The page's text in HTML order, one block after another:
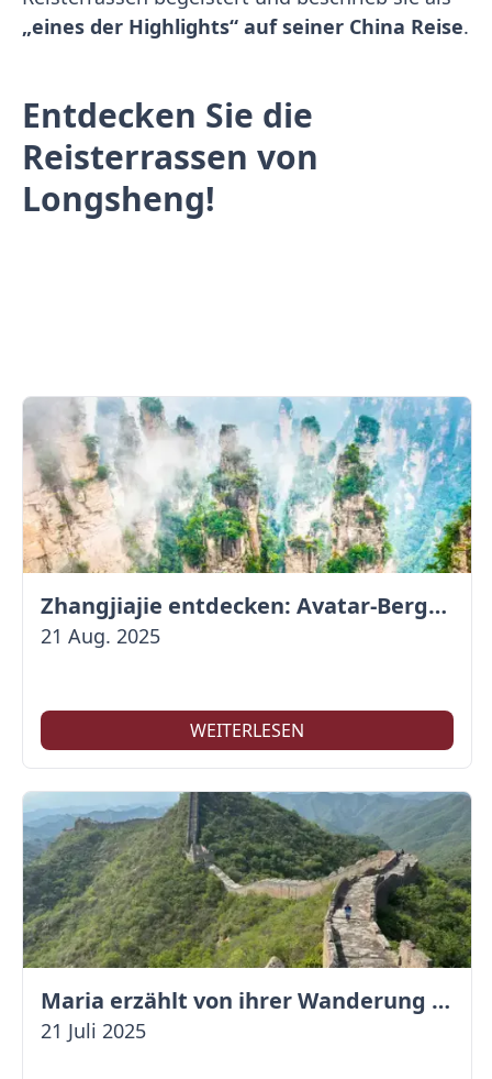
„eines der Highlights“ auf seiner China Reise.
Entdecken Sie die
Reisterrassen von
Longsheng!
Zhangjiajie entdecken: Avatar-Berge & Altstadt von Fenghuang
21 Aug. 2025
WEITERLESEN
Maria erzählt von ihrer Wanderung auf der Großen Mauer
21 Juli 2025